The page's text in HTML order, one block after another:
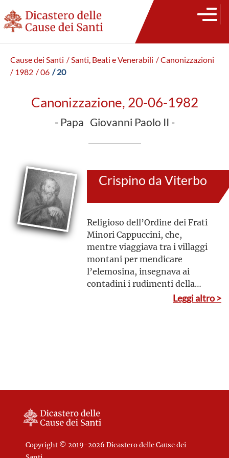
Cause dei Santi / Santi, Beati e Venerabili / Canonizzazioni
/ 1982 / 06 / 20
Canonizzazione, 20-06-1982
- Papa Giovanni Paolo II -
Crispino da Viterbo
Religioso dell’Ordine dei Frati
Minori Cappuccini, che,
mentre viaggiava tra i villaggi
montani per mendicare
l’elemosina, insegnava ai
contadini i rudimenti della
Leggi altro >
Copyright © 2019-2026 Dicastero delle Cause dei